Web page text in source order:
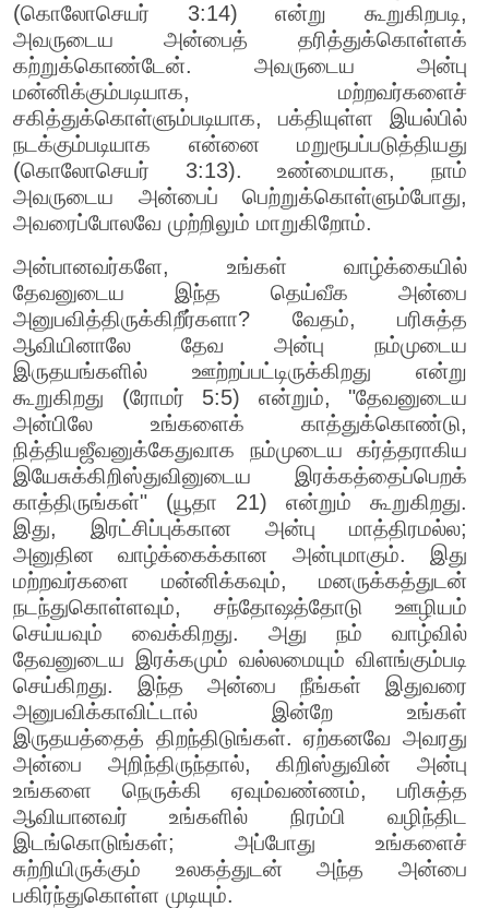
(கொலோசெயர் 3:14) என்று கூறுகிறபடி,
அவருடைய அன்பைத் தரித்துக்கொள்ளக்
கற்றுக்கொண்டேன். அவருடைய அன்பு
மன்னிக்கும்படியாக, மற்றவர்களைச்
சகித்துக்கொள்ளும்படியாக, பக்தியுள்ள இயல்பில்
நடக்கும்படியாக என்னை மறுரூபப்படுத்தியது
(கொலோசெயர் 3:13). உண்மையாக, நாம்
அவருடைய அன்பைப் பெற்றுக்கொள்ளும்போது,
அவரைப்போலவே முற்றிலும் மாறுகிறோம்.
அன்பானவர்களே, உங்கள் வாழ்க்கையில்
தேவனுடைய இந்த தெய்வீக அன்பை
அனுபவித்திருக்கிறீர்களா? வேதம், பரிசுத்த
ஆவியினாலே தேவ அன்பு நம்முடைய
இருதயங்களில் ஊற்றப்பட்டிருக்கிறது என்று
கூறுகிறது (ரோமர் 5:5) என்றும், "தேவனுடைய
அன்பிலே உங்களைக் காத்துக்கொண்டு,
நித்தியஜீவனுக்கேதுவாக நம்முடைய கர்த்தராகிய
இயேசுக்கிறிஸ்துவினுடைய இரக்கத்தைப்பெறக்
காத்திருங்கள்" (யூதா 21) என்றும் கூறுகிறது.
இது, இரட்சிப்புக்கான அன்பு மாத்திரமல்ல;
அனுதின வாழ்க்கைக்கான அன்புமாகும். இது
மற்றவர்களை மன்னிக்கவும், மனருக்கத்துடன்
நடந்துகொள்ளவும், சந்தோஷத்தோடு ஊழியம்
செய்யவும் வைக்கிறது. அது நம் வாழ்வில்
தேவனுடைய இரக்கமும் வல்லமையும் விளங்கும்படி
செய்கிறது. இந்த அன்பை நீங்கள் இதுவரை
அனுபவிக்காவிட்டால் இன்றே உங்கள்
இருதயத்தைத் திறந்திடுங்கள். ஏற்கனவே அவரது
அன்பை அறிந்திருந்தால், கிறிஸ்துவின் அன்பு
உங்களை நெருக்கி ஏவும்வண்ணம், பரிசுத்த
ஆவியானவர் உங்களில் நிரம்பி வழிந்திட
இடங்கொடுங்கள்; அப்போது உங்களைச்
சுற்றியிருக்கும் உலகத்துடன் அந்த அன்பை
பகிர்ந்துகொள்ள முடியும்.